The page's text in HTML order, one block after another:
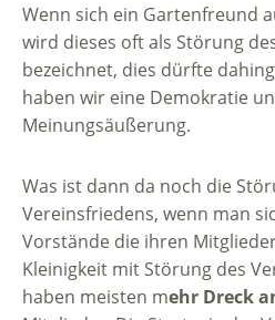
Wenn sich ein Gartenfreund
wird dieses oft als Störung
bezeichnet, dies dürfte
haben wir eine Demokratie
Meinungsäußerung.
Was ist dann da noch die
Vereinsfriedens, wenn man
Vorstände die ihren
Kleinigkeit mit Störung des
haben meisten mehr Dreck